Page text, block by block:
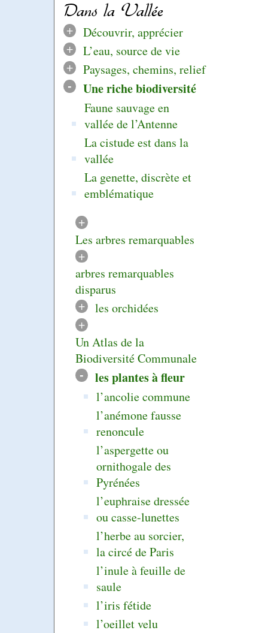
Dans la Vallée
+
Découvrir, apprécier
+
L’eau, source de vie
+
Paysages, chemins, relief
- Une riche biodiversité
Faune sauvage en
vallée de l’Antenne
La cistude est dans la
vallée
La genette, discrète et
emblématique
+
Les arbres remarquables
+
arbres remarquables
disparus
+
les orchidées
+
Un Atlas de la
Biodiversité Communale
- les plantes à fleur
l’ancolie commune
l’anémone fausse
renoncule
l’aspergette ou
ornithogale des
Pyrénées
l’euphraise dressée
ou casse-lunettes
l’herbe au sorcier,
la circé de Paris
l’inule à feuille de
saule
l’iris fétide
l’oeillet velu